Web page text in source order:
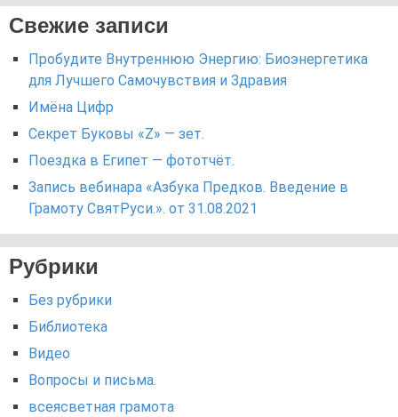
Свежие записи
Пробудите Внутреннюю Энергию: Биоэнергетика
для Лучшего Самочувствия и Здравия
Имёна Цифр
Секрет Буковы «Z» — зет.
Поездка в Египет — фототчёт.
Запись вебинара «Азбука Предков. Введение в
Грамоту СвятРуси.». от 31.08.2021
Рубрики
Без рубрики
Библиотека
Видео
Вопросы и письма.
всеясветная грамота